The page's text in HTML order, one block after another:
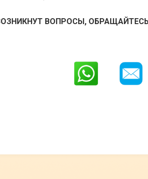
ВОПРОСЫ, ОБРАЩАЙТЕСЬ: